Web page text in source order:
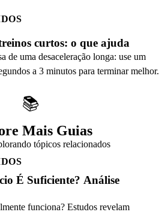
curtos: o que ajuda
de uma desaceleração longa: use um
a 3 minutos para terminar melhor.
📚
Mais Guias
tópicos relacionados
É Suficiente? Análise
funciona? Estudos revelam